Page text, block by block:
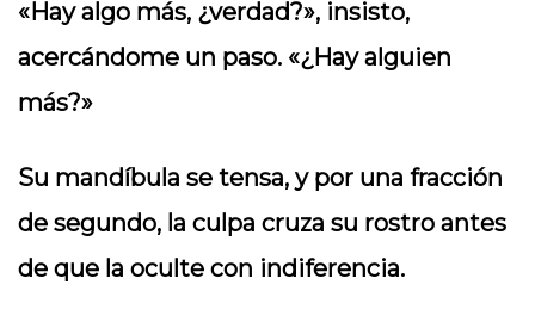
«Hay algo más, ¿verdad?», insisto,
acercándome un paso. «¿Hay alguien
más?»
Su mandíbula se tensa, y por una fracción
de segundo, la culpa cruza su rostro antes
de que la oculte con indiferencia.